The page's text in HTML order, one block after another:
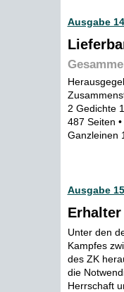
Ausgabe
2 Gedichte
487 Seiten
Ganzleinen
Ausgabe
Unter den
Kampfes
des ZK
die
Herrschaft